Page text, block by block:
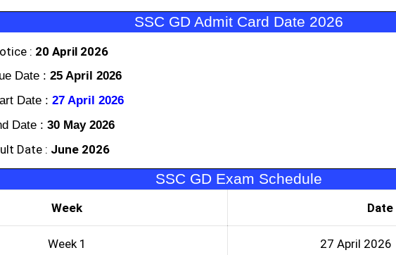
SSC GD Admit Card Date 2026
: 20 April 2026
Date : 25 April 2026
Date : 27 April 2026
Date : 30 May 2026
Date : June 2026
SSC GD Exam Schedule
Week Date
Week 1 27 April